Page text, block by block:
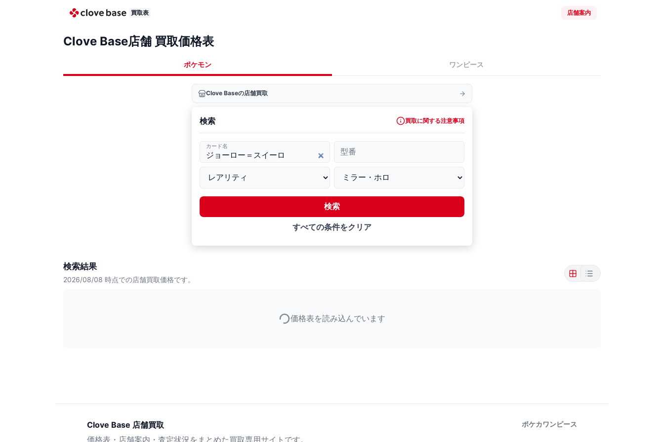
買取表 店舗案内
Clove Base店舗 買取価格表
ポケモン ワンピース
Clove Baseの店舗買取
検索 買取に関する注意事項
カード名
型番
検索
すべての条件をクリア
検索結果
2026/08/08 時点での店舗買取価格です。
価格表を読み込んでいます
Clove Base 店舗買取
価格表・店舗案内・査定状況をまとめた買取専用サイトです。
ポケカワンピース